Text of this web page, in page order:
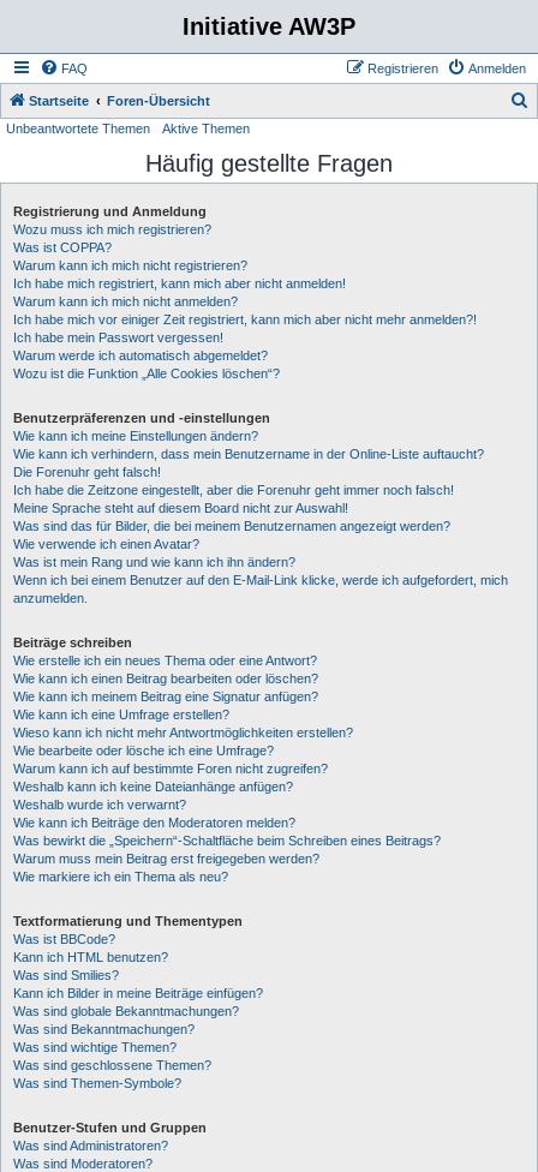
Initiative AW3P
FAQ Anmelden
Registrieren
Startseite Foren-Übersicht
h
Unbeantwortete Themen Aktive Themen
Häufig gestellte Fragen
Registrierung und Anmeldung
Wozu muss ich mich registrieren?
Was ist COPPA?
Warum kann ich mich nicht registrieren?
Ich habe mich registriert, kann mich aber nicht anmelden!
Warum kann ich mich nicht anmelden?
Ich habe mich vor einiger Zeit registriert, kann mich aber nicht mehr anmelden?!
Ich habe mein Passwort vergessen!
Warum werde ich automatisch abgemeldet?
Wozu ist die Funktion „Alle Cookies löschen“?
Benutzerpräferenzen und -einstellungen
Wie kann ich meine Einstellungen ändern?
Wie kann ich verhindern, dass mein Benutzername in der Online-Liste auftaucht?
Die Forenuhr geht falsch!
Ich habe die Zeitzone eingestellt, aber die Forenuhr geht immer noch falsch!
Meine Sprache steht auf diesem Board nicht zur Auswahl!
Was sind das für Bilder, die bei meinem Benutzernamen angezeigt werden?
Wie verwende ich einen Avatar?
Was ist mein Rang und wie kann ich ihn ändern?
Wenn ich bei einem Benutzer auf den E-Mail-Link klicke, werde ich aufgefordert, mich
anzumelden.
Beiträge schreiben
Wie erstelle ich ein neues Thema oder eine Antwort?
Wie kann ich einen Beitrag bearbeiten oder löschen?
Wie kann ich meinem Beitrag eine Signatur anfügen?
Wie kann ich eine Umfrage erstellen?
Wieso kann ich nicht mehr Antwortmöglichkeiten erstellen?
Wie bearbeite oder lösche ich eine Umfrage?
Warum kann ich auf bestimmte Foren nicht zugreifen?
Weshalb kann ich keine Dateianhänge anfügen?
Weshalb wurde ich verwarnt?
Wie kann ich Beiträge den Moderatoren melden?
Was bewirkt die „Speichern“-Schaltfläche beim Schreiben eines Beitrags?
Warum muss mein Beitrag erst freigegeben werden?
Wie markiere ich ein Thema als neu?
Textformatierung und Thementypen
Was ist BBCode?
Kann ich HTML benutzen?
Was sind Smilies?
Kann ich Bilder in meine Beiträge einfügen?
Was sind globale Bekanntmachungen?
Was sind Bekanntmachungen?
Was sind wichtige Themen?
Was sind geschlossene Themen?
Was sind Themen-Symbole?
Benutzer-Stufen und Gruppen
Was sind Administratoren?
Was sind Moderatoren?